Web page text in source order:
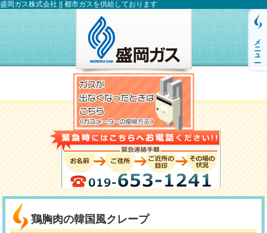
盛岡ガス株式会社 || 都市ガスを供給しております
メニュー
鶏胸肉の韓国風クレープ